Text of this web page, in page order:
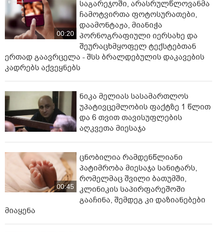
00:20
საგარეჯოში, არასრულწლოვანმა
ჩამოტვირთა ფოტოსურათები,
დაამონტაჟა, მიანიჭა
პორნოგრაფიული იერსახე და
შეურაცხმყოფელ ტექსტებთან
ერთად გაავრცელა - შსს ბრალდებულის დაკავების
კადრებს აქვეყნებს
ნიკა მელიას სასამართლოს
უპატივცემლობის ფაქტზე 1 წლით
და 6 თვით თავისუფლების
აღკვეთა მიესაჯა
00:45
ცნობილია რამდენწლიანი
პატიმრობა მიესაჯა სანიტარს,
რომელმაც შვილი ბათუმში,
კლინიკის საპირფარეშოში
გააჩინა, შემდეგ კი დაზიანებები
მიაყენა